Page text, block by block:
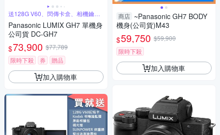
送128G V60、閃傳卡盒、相機鑰匙
圈
Panasonic LUMIX GH7 單機身
公司貨 DC-GH7
$73,900 $77,789
限時下殺
券 贈品
加入購物車
商店 ~Panasonic GH7 BODY
機身(公司貨)M43
$59,750 $59,900
限時下殺
加入購物車